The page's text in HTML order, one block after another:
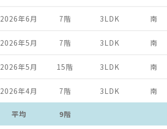
2026年6月 7階 3LDK 南
2026年5月 7階 3LDK 南
2026年5月 15階 3LDK 南
2026年4月 7階 3LDK 南
平均 9階